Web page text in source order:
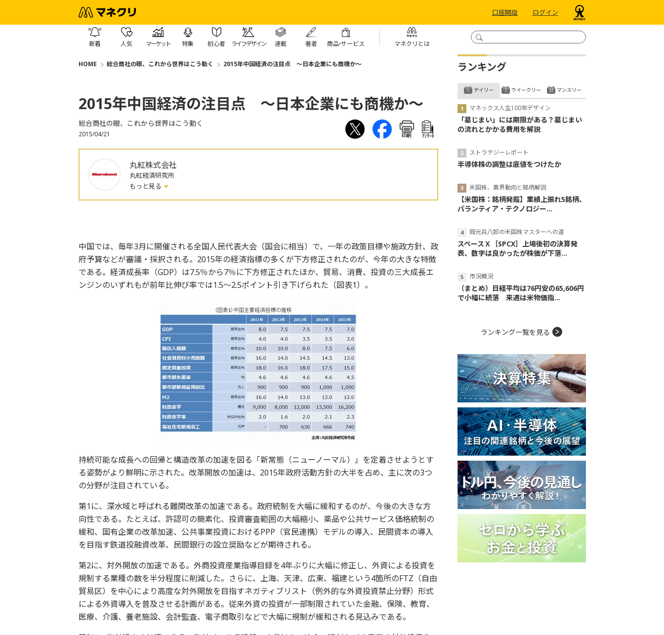
口座開設 ログイン
新着 人気 マーケット 特集 初心者 ライフデザイン 連載 著者 商品・サービス マネクリとは
HOME 総合商社の眼、これから世界はこう動く 2015年中国経済の注目点 ～日本企業にも商機か～
2015年中国経済の注目点 ～日本企業にも商機か～
総合商社の眼、これから世界はこう動く
2015/04/21 印刷 ｱﾝｹｰﾄ
丸紅株式会社
丸紅経済研究所
もっと見る
中国では、毎年3月に開催される全国人民代表大会（国会に相当）で、一年の政策目標や施政方針、政
府予算などが審議・採択される。2015年の経済指標の多くが下方修正されたのが、今年の大きな特徴
である。経済成長率（GDP）は7.5％から7％に下方修正されたほか、貿易、消費、投資の三大成長エ
ンジンのいずれもが前年比伸び率では1.5～2.5ポイント引き下げられた（図表1）。
持続可能な成長への回帰と構造改革の加速を図る「新常態（ニューノーマル）」を定着させようとす
る姿勢がより鮮明に示された。改革開放の加速は、2015年政府活動方針の大半を占め、主に次の3つ
の分野が注目されている。
第1に、深水域と呼ばれる難関改革の加速である。政府統制を大幅に緩和するのが、今後の大きな方
向性である。たとえば、許認可の簡素化、投資審査範囲の大幅縮小、薬品や公共サービス価格統制の
緩和、国有企業の改革加速、公共事業投資におけるPPP（官民連携）モデルの導入、民間資本の導入
を目指す鉄道投融資改革、民間銀行の設立奨励などが期待される。
第2に、対外開放の加速である。外商投資産業指導目録を4年ぶりに大幅に修正し、外資による投資を
規制する業種の数を半分程度に削減した。さらに、上海、天津、広東、福建という4箇所のFTZ（自由
貿易区）を中心により高度な対外開放を目指すネガティブリスト（例外的な外資投資禁止分野）形式
による外資導入を普及させる計画がある。従来外資の投資が一部制限されていた金融、保険、教育、
医療、介護、養老施設、会計監査、電子商取引などで大幅に規制が緩和される見込みである。
ランキング
デイリー
マネックス人生100年デザイン
「墓じまい」には期限がある？墓じまい
の流れとかかる費用を解説
ストラテジーレポート
半導体株の調整は底値をつけたか
米国株、業界動向と銘柄解説
【米国株：銘柄発掘】業績上振れ5銘柄、
パランティア・テクノロジー...
岡元兵八郎の米国株マスターへの道
スペースＸ［SPCX］上場後初の決算発
表、数字は良かったが株価が下落...
市況概況
（まとめ）日経平均は76円安の65,606円
で小幅に続落 来週は米物価指...
ウイークリー マンスリー
ランキング一覧を見る